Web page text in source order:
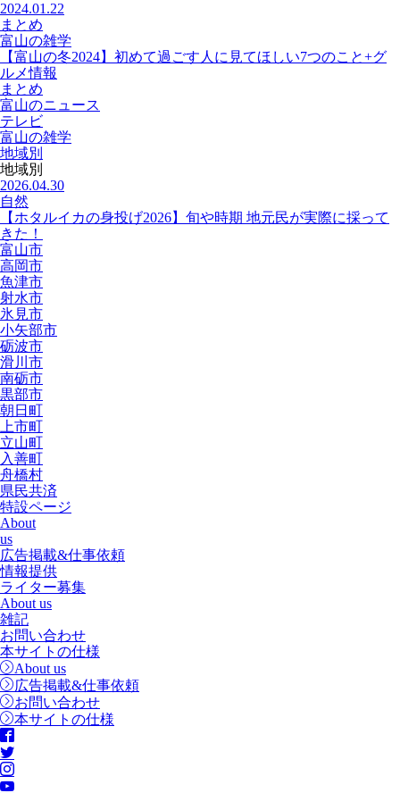
2024.01.22
まとめ
富山の雑学
【富山の冬2024】初めて過ごす人に見てほしい7つのこと+グ
ルメ情報
まとめ
富山のニュース
テレビ
富山の雑学
地域別
地域別
2026.04.30
自然
【ホタルイカの身投げ2026】旬や時期 地元民が実際に採って
きた！
富山市
高岡市
魚津市
射水市
氷見市
小矢部市
砺波市
滑川市
南砺市
黒部市
朝日町
上市町
立山町
入善町
舟橋村
県民共済
特設ページ
About
us
広告掲載&仕事依頼
情報提供
ライター募集
About us
雑記
お問い合わせ
本サイトの仕様
About us
広告掲載&仕事依頼
お問い合わせ
本サイトの仕様